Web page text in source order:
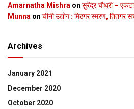
Amarnatha Mishra on सुरेंद्र चौधरी –
Munna on चीनी उद्योग : मिठगर स्‍मरण, तितगर
Archives
January 2021
December 2020
October 2020